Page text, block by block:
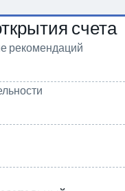
счета
рекомендаций